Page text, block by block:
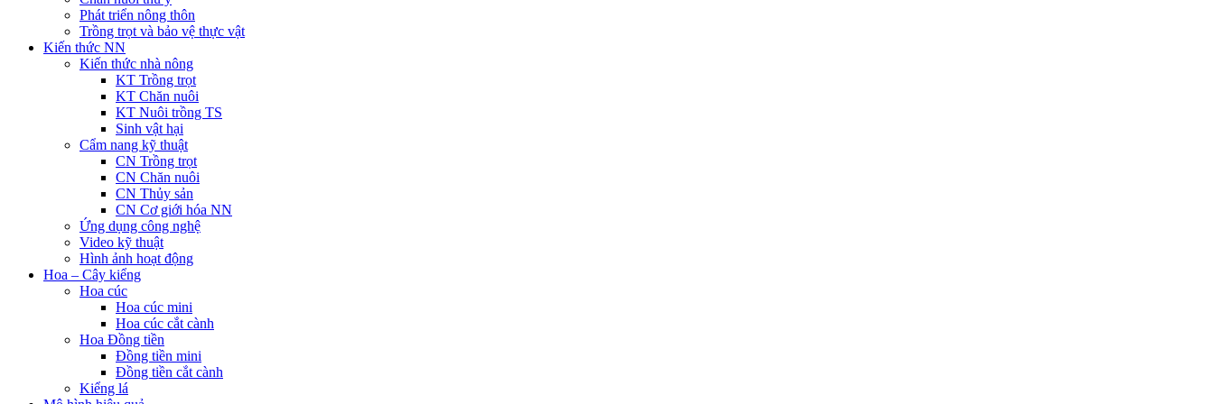
Phát triển nông thôn
Trồng trọt và bảo vệ thực vật
Kiến thức NN
Kiến thức nhà nông
KT Trồng trọt
KT Chăn nuôi
KT Nuôi trồng TS
Sinh vật hại
Cẩm nang kỹ thuật
CN Trồng trọt
CN Chăn nuôi
CN Thủy sản
CN Cơ giới hóa NN
Ứng dụng công nghệ
Video kỹ thuật
Hình ảnh hoạt động
Hoa – Cây kiểng
Hoa cúc
Hoa cúc mini
Hoa cúc cắt cành
Hoa Đồng tiền
Đồng tiền mini
Đồng tiền cắt cành
Kiểng lá